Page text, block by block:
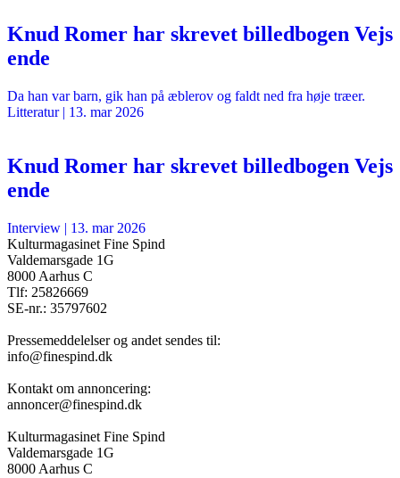
Knud Romer har skrevet billedbogen Vejs
ende
Da han var barn, gik han på æblerov og faldt ned fra høje træer.
Litteratur| 13. mar 2026
Knud Romer har skrevet billedbogen Vejs
ende
Interview | 13. mar 2026
Kulturmagasinet Fine Spind
Valdemarsgade 1G
8000 Aarhus C
Tlf: 25826669
SE-nr.: 35797602
Pressemeddelelser og andet sendes til:
info@finespind.dk
Kontakt om annoncering:
annoncer@finespind.dk
Kulturmagasinet Fine Spind
Valdemarsgade 1G
8000 Aarhus C